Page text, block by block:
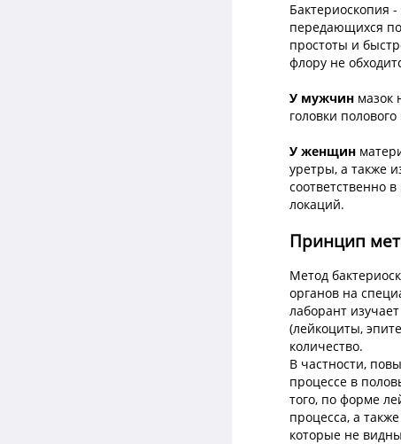
Бактериоскопия
передающихся
простоты и
флору не
У мужчин мазок
головки
У женщин
уретры, а также
соответственно
локаций.
Принцип
Метод
органов на
лаборант
(лейкоциты,
количество.
В частности,
процессе в
того, по форме
процесса, а
которые не